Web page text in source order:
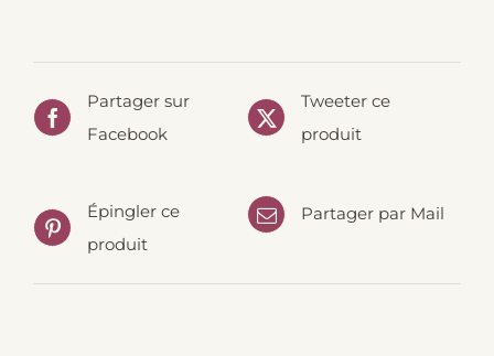
Partager sur
Facebook
Tweeter ce
produit
Épingler ce
produit
Partager par Mail